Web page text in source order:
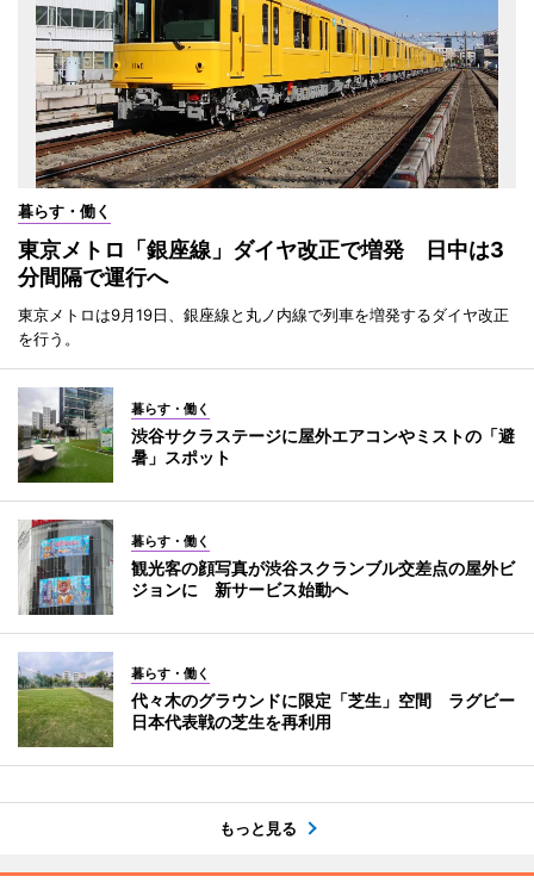
暮らす・働く
東京メトロ「銀座線」ダイヤ改正で増発 日中は3
分間隔で運行へ
東京メトロは9月19日、銀座線と丸ノ内線で列車を増発するダイヤ改正
を行う。
暮らす・働く
渋谷サクラステージに屋外エアコンやミストの「避
暑」スポット
暮らす・働く
観光客の顔写真が渋谷スクランブル交差点の屋外ビ
ジョンに 新サービス始動へ
暮らす・働く
代々木のグラウンドに限定「芝生」空間 ラグビー
日本代表戦の芝生を再利用
もっと見る